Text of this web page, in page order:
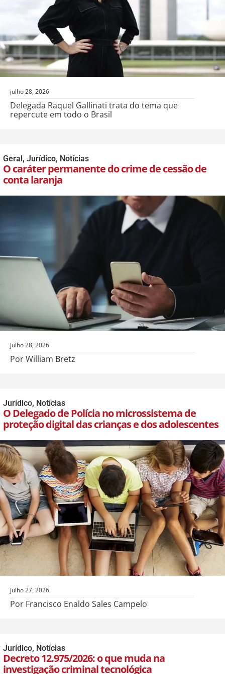
julho 28, 2026
Delegada Raquel Gallinati trata do tema que
repercute em todo o Brasil
Geral, Jurídico, Notícias
O caráter permanente do crime de cessão de
conta laranja
julho 28, 2026
Por William Bretz
Jurídico, Notícias
O Delegado de Polícia no microssistema de
proteção digital das crianças e dos adolescentes
julho 27, 2026
Por Francisco Enaldo Sales Campelo
Jurídico, Notícias
Decreto 12.975/2026: o que muda na
investigação criminal tecnológica